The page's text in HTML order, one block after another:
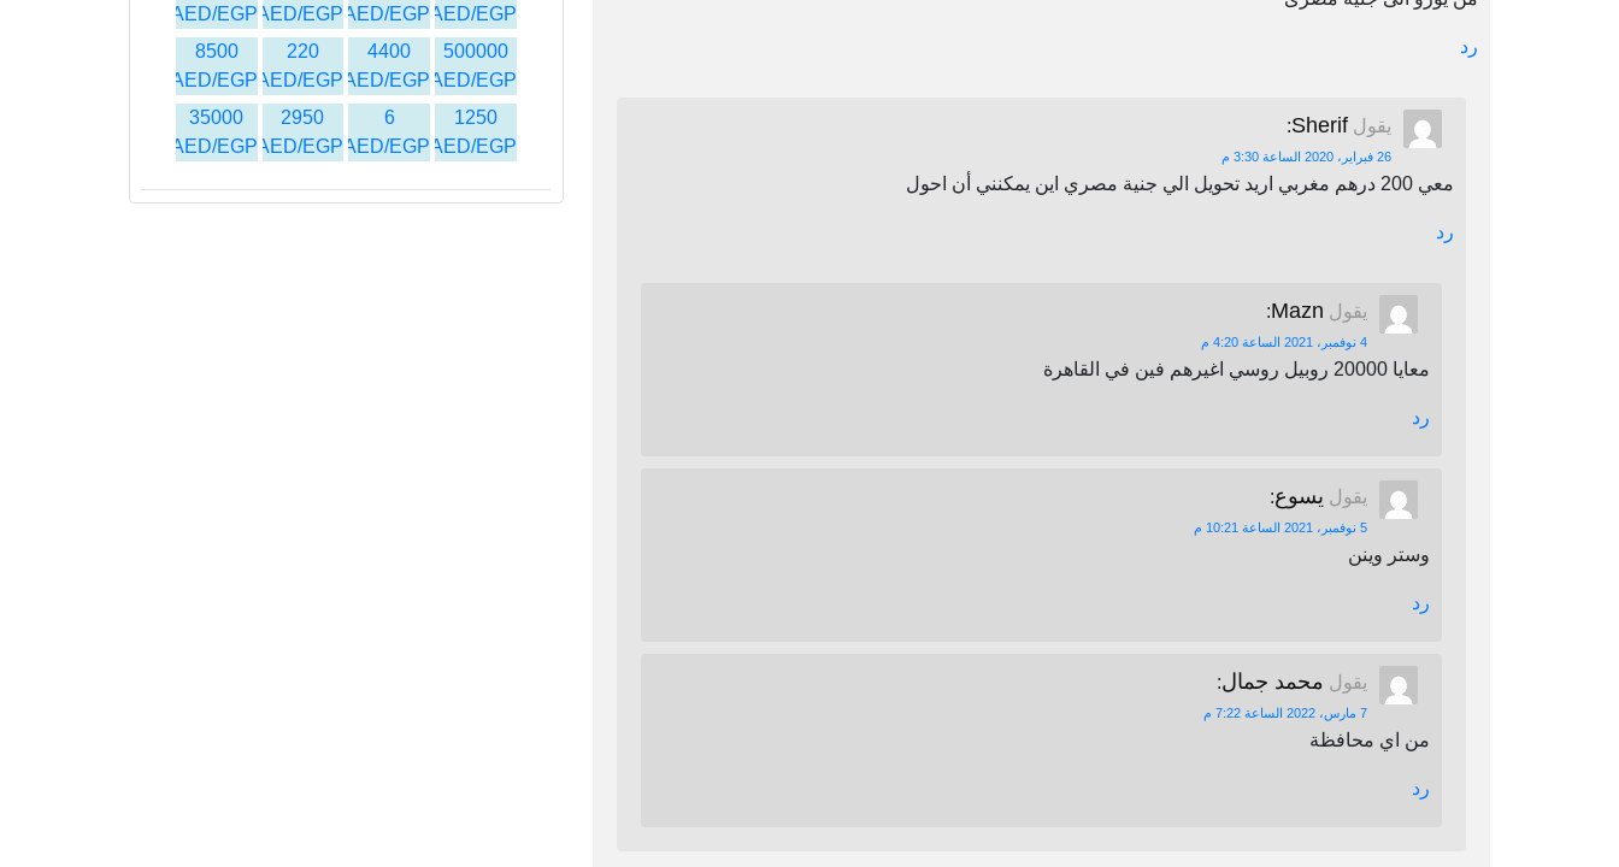
رد
يقول Sherif
:
26 فبراير، 2020 الساعة 3:30 م
معي 200 درهم مغربي اريد تحويل الي جنية مصري اين يمكنني أن احول
رد
يقول Mazn
:
4 نوفمبر، 2021 الساعة 4:20 م
معايا 20000 روبيل روسي اغيرهم فين في القاهرة
رد
يقول يسوع:
5 نوفمبر، 2021 الساعة 10:21 م
وستر وينن
رد
يقول محمد جمال:
7 مارس، 2022 الساعة 7:22 م
من اي محافظة
رد
AED/EGP
AED/EGP
AED/EGP
AED/EGP
500000
AED/EGP
4400
AED/EGP
220
AED/EGP
8500
AED/EGP
1250
AED/EGP
6
AED/EGP
2950
AED/EGP
35000
AED/EGP